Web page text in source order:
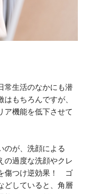
常生活のなかにも潜
もちろんですが、
ア機能を低下させて
のが、洗顔による
の過度な洗顔やクレ
傷つけ逆効果！ ゴ
どしていると、角層